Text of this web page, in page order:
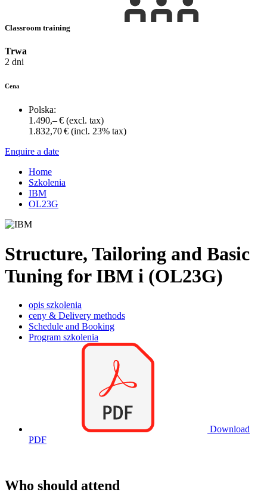
Classroom training
Trwa
2 dni
Cena
Polska:
1.490,– € (excl. tax)
1.832,70 € (incl. 23% tax)
Enquire a date
Home
Szkolenia
IBM
OL23G
Structure, Tailoring and Basic
Tuning for IBM i (OL23G)
opis szkolenia
ceny & Delivery methods
Schedule and Booking
Program szkolenia
Download
PDF
Who should attend